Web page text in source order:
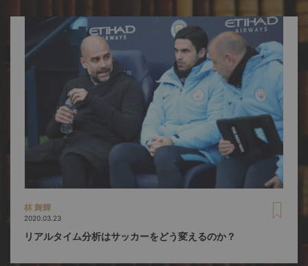
林 舞輝
2020.03.23
リアルタイム分析はサッカーをどう変えるのか？